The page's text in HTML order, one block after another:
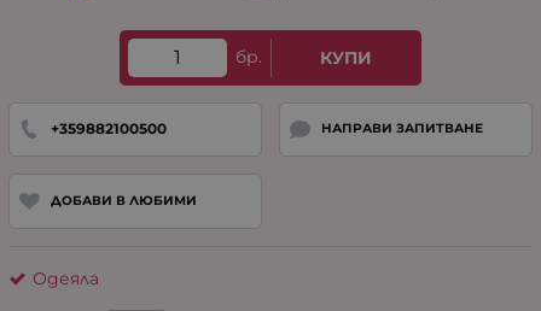
бр. КУПИ
+359882100500 НАПРАВИ ЗАПИТВАНЕ
ДОБАВИ В ЛЮБИМИ
Одеяла